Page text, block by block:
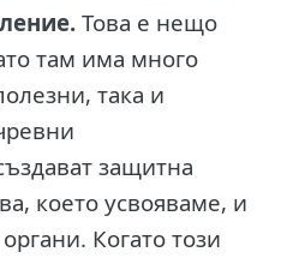
Това е нещо
там има много
така и
защитна
което усвояваме, и
Когато този